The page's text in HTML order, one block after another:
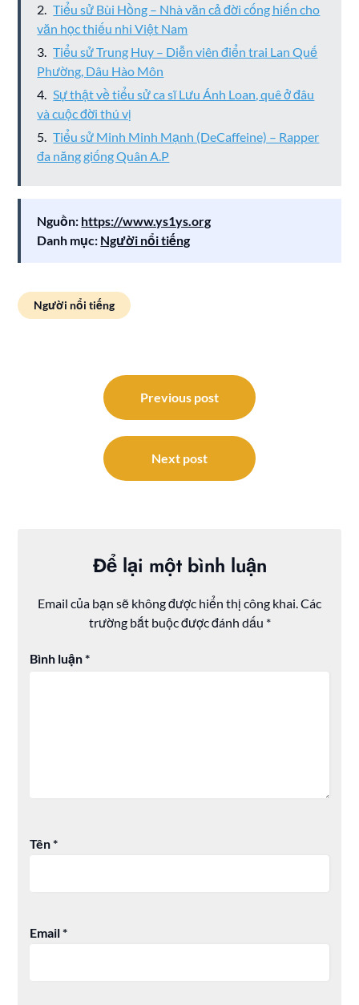
Tiểu sử Bùi Hồng – Nhà văn cả đời cống hiến cho
văn học thiếu nhi Việt Nam
Tiểu sử Trung Huy – Diễn viên điển trai Lan Quế
Phường, Dâu Hào Môn
Sự thật về tiểu sử ca sĩ Lưu Ánh Loan, quê ở đâu
và cuộc đời thú vị
Tiểu sử Minh Minh Mạnh (DeCaffeine) – Rapper
đa năng giống Quân A.P
Nguồn: https://www.ys1ys.org
Danh mục: Người nổi tiếng
Người nổi tiếng
Previous post
Next post
Để lại một bình luận
Email của bạn sẽ không được hiển thị công khai. Các
trường bắt buộc được đánh dấu *
Bình luận*
Tên*
Email*